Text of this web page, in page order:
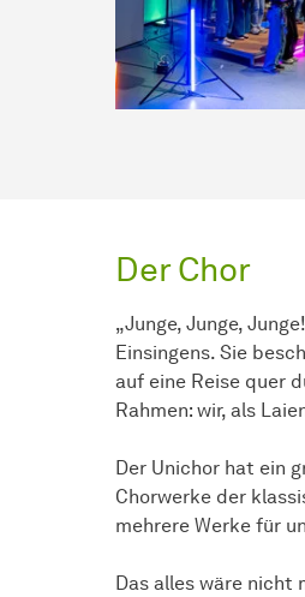
Der Chor
„Junge, Junge,
Einsingens. Sie
auf eine Reise quer
Rahmen: wir, als
Der Unichor hat ein
Chorwerke der
mehrere Werke für
Das alles wäre nicht